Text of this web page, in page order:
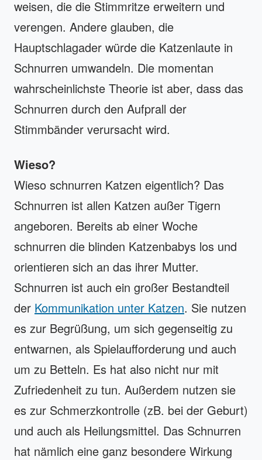
weisen, die die Stimmritze erweitern und
verengen. Andere glauben, die
Hauptschlagader würde die Katzenlaute in
Schnurren umwandeln. Die momentan
wahrscheinlichste Theorie ist aber, dass das
Schnurren durch den Aufprall der
Stimmbänder verursacht wird.
Wieso?
Wieso schnurren Katzen eigentlich? Das
Schnurren ist allen Katzen außer Tigern
angeboren. Bereits ab einer Woche
schnurren die blinden Katzenbabys los und
orientieren sich an das ihrer Mutter.
Schnurren ist auch ein großer Bestandteil
der Kommunikation unter Katzen. Sie nutzen
es zur Begrüßung, um sich gegenseitig zu
entwarnen, als Spielaufforderung und auch
um zu Betteln. Es hat also nicht nur mit
Zufriedenheit zu tun. Außerdem nutzen sie
es zur Schmerzkontrolle (zB. bei der Geburt)
und auch als Heilungsmittel. Das Schnurren
hat nämlich eine ganz besondere Wirkung